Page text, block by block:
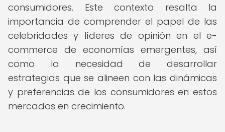
consumidores. Este contexto resalta la
importancia de comprender el papel de las
celebridades y líderes de opinión en el e-
commerce de economías emergentes, así
como la necesidad de desarrollar
estrategias que se alineen con las dinámicas
y preferencias de los consumidores en estos
mercados en crecimiento.